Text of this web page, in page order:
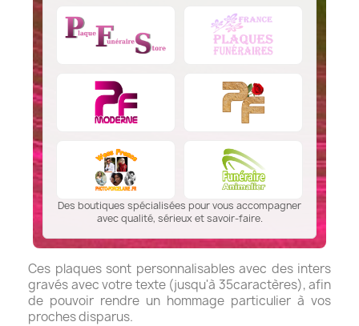
Des boutiques spécialisées pour vous accompagner
avec qualité, sérieux et savoir-faire.
Ces plaques sont personnalisables avec des inters
gravés avec votre texte (jusqu'à 35caractères), afin
de pouvoir rendre un hommage particulier à vos
proches disparus.